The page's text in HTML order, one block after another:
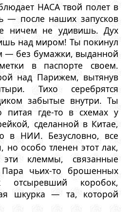
НАСА твой полет в
— после наших запусков
ничем не удивишь. Дух
над миром! Ты покинул
— без бумажки, выданной
в паспорте своем.
над Парижем, вытянув
Тихо серебрятся
забытые внутри. Ты
питая где-то в схемах у
сделанной в Китае,
в НИИ. Безусловно, все
особо тленен этот лак,
клеммы, связанные
Пара чьих-то брошенных
отсыревший коробок,
шкурка — та, которой